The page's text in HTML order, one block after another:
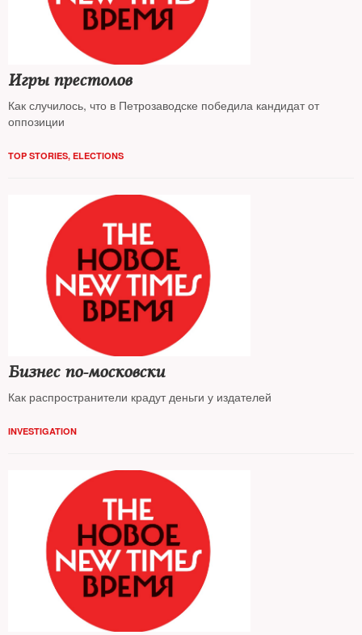
Игры престолов
Как случилось, что в Петрозаводске победила кандидат от
оппозиции
TOP STORIES, ELECTIONS
Бизнес по-московски
Как распространители крадут деньги у издателей
INVESTIGATION